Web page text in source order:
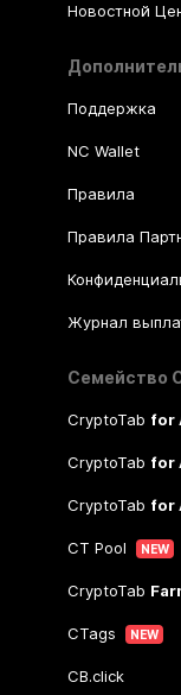
Новостной
Поддержка
NC Wallet
Правила
Правила
Журнал
Семейство
CryptoTab for
CryptoTab for
CryptoTab for
CT Pool NEW
CryptoTab
CTags NEW
CB.click